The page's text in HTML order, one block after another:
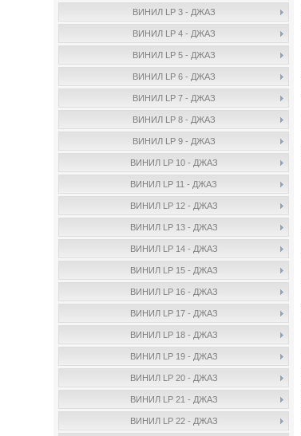
ВИНИЛ LP 3 - ДЖАЗ
ВИНИЛ LP 4 - ДЖАЗ
ВИНИЛ LP 5 - ДЖАЗ
ВИНИЛ LP 6 - ДЖАЗ
ВИНИЛ LP 7 - ДЖАЗ
ВИНИЛ LP 8 - ДЖАЗ
ВИНИЛ LP 9 - ДЖАЗ
ВИНИЛ LP 10 - ДЖАЗ
ВИНИЛ LP 11 - ДЖАЗ
ВИНИЛ LP 12 - ДЖАЗ
ВИНИЛ LP 13 - ДЖАЗ
ВИНИЛ LP 14 - ДЖАЗ
ВИНИЛ LP 15 - ДЖАЗ
ВИНИЛ LP 16 - ДЖАЗ
ВИНИЛ LP 17 - ДЖАЗ
ВИНИЛ LP 18 - ДЖАЗ
ВИНИЛ LP 19 - ДЖАЗ
ВИНИЛ LP 20 - ДЖАЗ
ВИНИЛ LP 21 - ДЖАЗ
ВИНИЛ LP 22 - ДЖАЗ